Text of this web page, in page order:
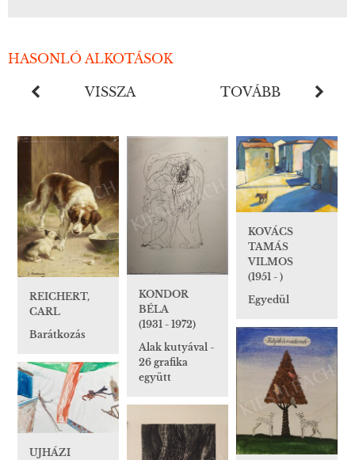
HASONLÓ ALKOTÁSOK
VISSZA TOVÁBB
REICHERT,
CARL
Barátkozás
KONDOR
BÉLA
(1931 - 1972)
Alak kutyával -
26 grafika
együtt
KOVÁCS
TAMÁS
VILMOS
(1951 - )
Egyedül
UJHÁZI